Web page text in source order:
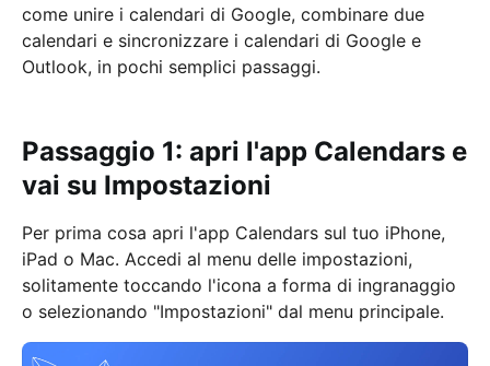
come unire i calendari di Google, combinare due
calendari e sincronizzare i calendari di Google e
Outlook, in pochi semplici passaggi.
Passaggio 1: apri l'app Calendars e
vai su Impostazioni
Per prima cosa apri l'app Calendars sul tuo iPhone,
iPad o Mac. Accedi al menu delle impostazioni,
solitamente toccando l'icona a forma di ingranaggio
o selezionando "Impostazioni" dal menu principale.